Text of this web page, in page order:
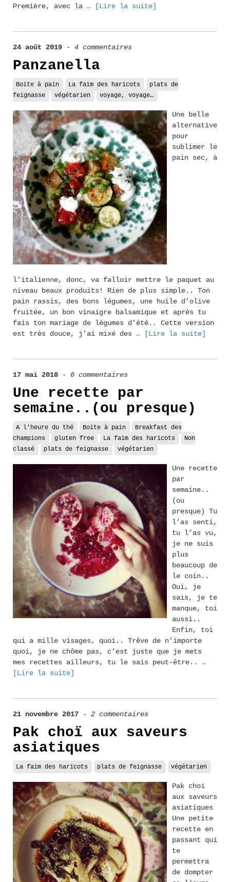
Première, avec la … [Lire la suite]
24 août 2019 - 4 commentaires
Panzanella
Boite à pain La faim des haricots
plats de
feignasse
végétarien voyage, voyage…
Une belle
alternative
pour
sublimer le
pain sec, à
l’italienne, donc, va falloir mettre le paquet au
niveau beaux produits! Rien de plus simple.. Ton
pain rassis, des bons légumes, une huile d’olive
fruitée, un bon vinaigre balsamique et après tu
fais ton mariage de légumes d’été.. Cette version
est très douce, j’ai mixé des … [Lire la suite]
17 mai 2018 - 6 commentaires
Une recette par
semaine..(ou presque)
A l'heure du thé Boite à pain
Breakfast des
champions
gluten free La faim des haricots
Non
classé
plats de feignasse végétarien
Une recette
par
semaine..
(ou
presque) Tu
l’as senti,
tu l’as vu,
je ne suis
plus
beaucoup de
le coin..
Oui, je
sais, je te
manque, toi
aussi..
Enfin, toi
qui a mille visages, quoi.. Trêve de n’importe
quoi, je ne chôme pas, c’est juste que je mets
mes recettes ailleurs, tu le sais peut-être.. …
[Lire la suite]
21 novembre 2017 - 2 commentaires
Pak choï aux saveurs
asiatiques
La faim des haricots plats de feignasse végétarien
Pak choï
aux saveurs
asiatiques
Une petite
recette en
passant qui
te
permettra
de dompter